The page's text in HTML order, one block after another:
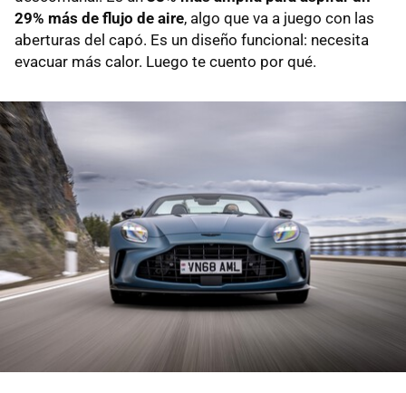
29% más de flujo de aire, algo que va a juego con las
aberturas del capó. Es un diseño funcional: necesita
evacuar más calor. Luego te cuento por qué.